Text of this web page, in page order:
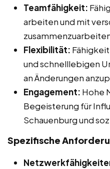
Teamfähigkeit:
arbeiten und mit
Flexibilität:
und schnelllebigen
an Änderungen
Engagement: Hohe
Begeisterung für
Schauenburg und
Spezifische